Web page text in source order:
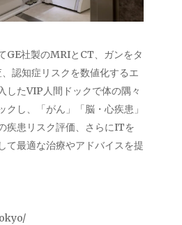
GE社製のMRIとCT、ガンをタ
認知症リスクを数値化するエ
したVIP人間ドックで体の隅々
クし、「がん」「脳・心疾患」
疾患リスク評価、さらにITを
て最適な治療やアドバイスを提